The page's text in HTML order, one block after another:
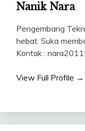
Nanik Nara
Pengembang
hebat. Suka
Kontak :
View Full Profile →